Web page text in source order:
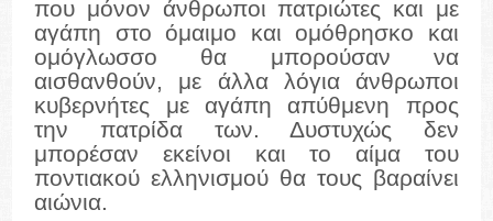
που μόνον άνθρωποι πατριώτες και με
αγάπη στο όμαιμο και ομόθρησκο και
ομόγλωσσο θα μπορούσαν να
αισθανθούν, με άλλα λόγια άνθρωποι
κυβερνήτες με αγάπη απύθμενη προς
την πατρίδα των. Δυστυχώς δεν
μπορέσαν εκείνοι και το αίμα του
ποντιακού ελληνισμού θα τους βαραίνει
αιώνια.